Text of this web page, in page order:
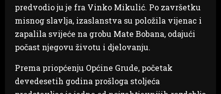
predvodio ju je fra Vinko Mikulić. Po završetku
misnog slavlja, izaslanstva su položila vijenac i
zapalila svijeće na grobu Mate Bobana, odajući
počast njegovu životu i djelovanju.
Prema priopćenju Općine Grude, početak
devedesetih godina prošloga stoljeća